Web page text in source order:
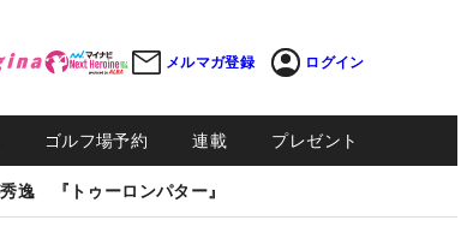
メルマガ登録 ログイン
ゴルフ場予約 連載 プレゼント
逸 『トゥーロンパター』